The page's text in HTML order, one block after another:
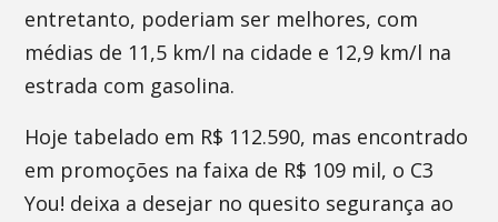
entretanto, poderiam ser melhores, com
médias de 11,5 km/l na cidade e 12,9 km/l na
estrada com gasolina.
Hoje tabelado em R$ 112.590, mas encontrado
em promoções na faixa de R$ 109 mil, o C3
You! deixa a desejar no quesito segurança ao